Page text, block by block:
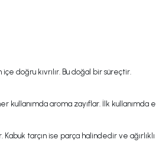
doğru kıvrılır. Bu doğal bir süreçtir.
kullanımda aroma zayıflar. İlk
tarçın ise parça halindedir ve